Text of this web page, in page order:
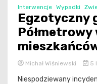
Interwencje Wypadki
Egzotyczny
Półmetrowy
Michał Wiśniewski 5
Niespodziewany